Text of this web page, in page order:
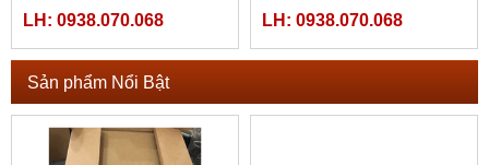
PWS6600S-N
LH: 0938.070.068 LH: 0938.070.068
Sản phẩm Nổi Bật